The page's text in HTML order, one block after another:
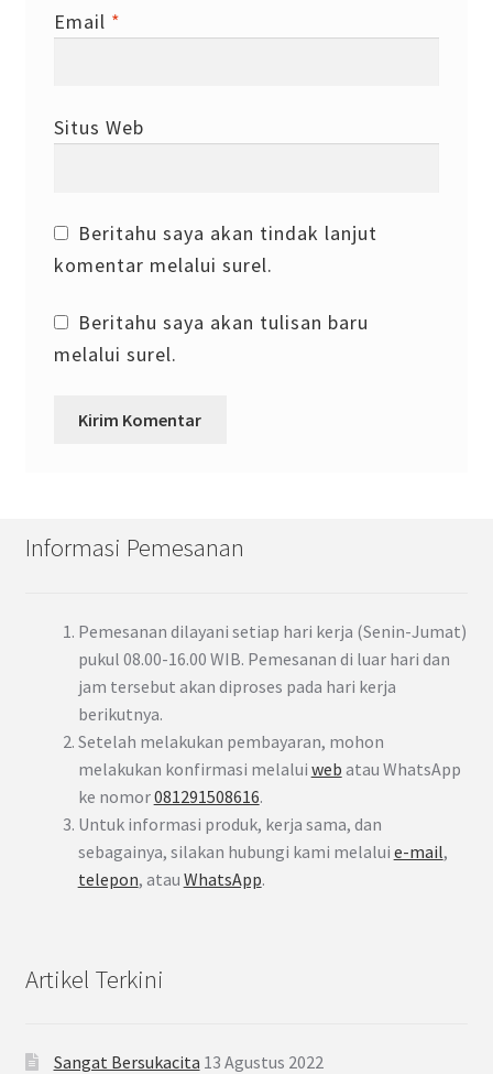
Email *
Situs Web
Beritahu saya akan tindak lanjut
komentar melalui surel.
Beritahu saya akan tulisan baru
melalui surel.
Informasi Pemesanan
Pemesanan dilayani setiap hari kerja (Senin-Jumat)
pukul 08.00-16.00 WIB. Pemesanan di luar hari dan
jam tersebut akan diproses pada hari kerja
berikutnya.
Setelah melakukan pembayaran, mohon
melakukan konfirmasi melalui web atau WhatsApp
ke nomor081291508616.
Untuk informasi produk, kerja sama, dan
sebagainya, silakan hubungi kami melalui e-mail,
telepon, atau WhatsApp.
Artikel Terkini
Sangat Bersukacita 13 Agustus 2022